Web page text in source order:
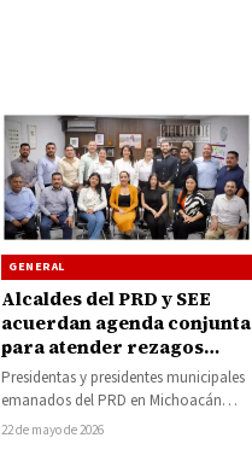
GENERAL
Alcaldes del PRD y SEE
acuerdan agenda conjunta
para atender rezagos
educativos
Presidentas y presidentes municipales
emanados del PRD en Michoacán
sostuvieron una mesa de trabajo con
22 de mayo de 2026